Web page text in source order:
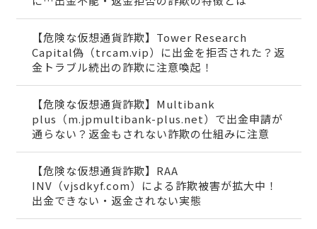
【危険な仮想通貨詐欺】Tower Research
Capital偽（trcam.vip）に出金を拒否された？返
金トラブル続出の詐欺に注意喚起！
【危険な仮想通貨詐欺】Multibank
plus（m.jpmultibank-plus.net）で出金申請が
通らない？返金もされない詐欺の仕組みに注意
【危険な仮想通貨詐欺】RAA
INV（vjsdkyf.com）による詐欺被害が拡大中！
出金できない・返金されない実態